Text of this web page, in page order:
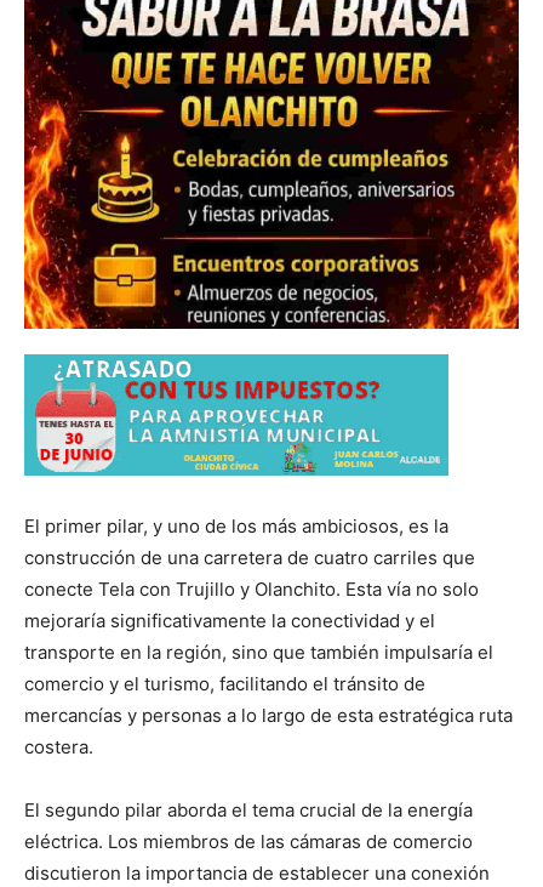
El primer pilar, y uno de los más ambiciosos, es la
construcción de una carretera de cuatro carriles que
conecte Tela con Trujillo y Olanchito. Esta vía no solo
mejoraría significativamente la conectividad y el
transporte en la región, sino que también impulsaría el
comercio y el turismo, facilitando el tránsito de
mercancías y personas a lo largo de esta estratégica ruta
costera.
El segundo pilar aborda el tema crucial de la energía
eléctrica. Los miembros de las cámaras de comercio
discutieron la importancia de establecer una conexión